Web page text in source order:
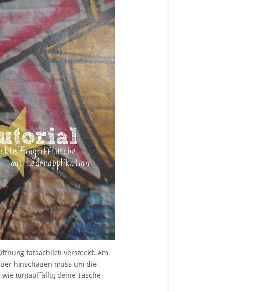
tatsächlich versteckt. Am
hinschauen muss um die
(un)auffällig deine Tasche